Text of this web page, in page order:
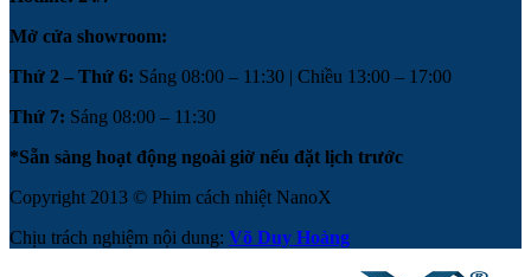
Mở cửa showroom:
Thứ 2 – Thứ 6: Sáng 08:00 – 11:30 | Chiều 13:00 – 17:00
Thứ 7: Sáng 08:00 – 11:30
*Sẵn sàng hoạt động ngoài giờ nếu đặt lịch trước
Copyright 2013 © Phim cách nhiệt NanoX
Chịu trách nghiệm nội dung: Võ Duy Hoàng